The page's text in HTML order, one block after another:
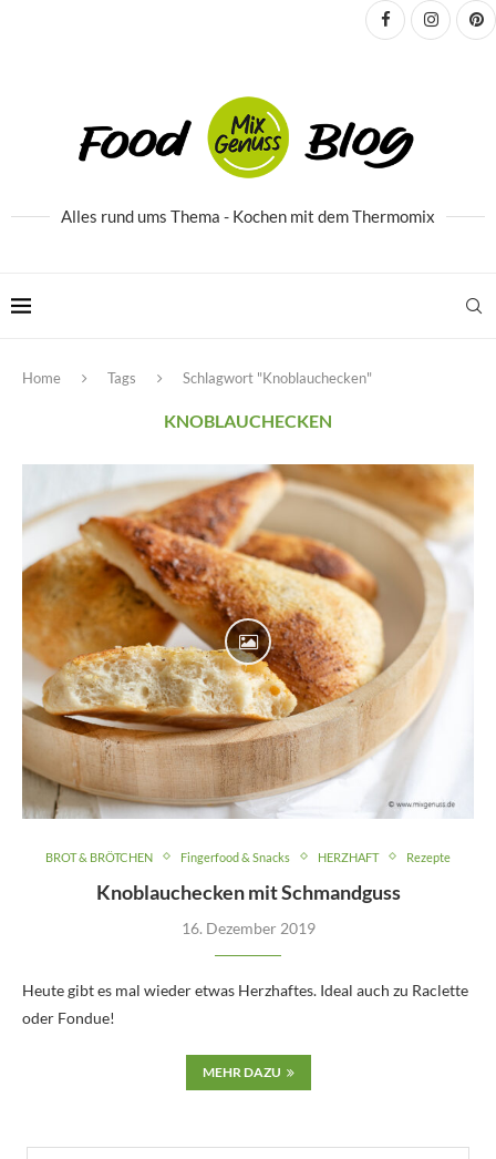
Alles rund ums Thema - Kochen mit dem Thermomix
Home Tags Schlagwort "Knoblauchecken"
KNOBLAUCHECKEN
BROT & BRÖTCHEN Fingerfood & Snacks HERZHAFT Rezepte
Knoblauchecken mit Schmandguss
16. Dezember 2019
Heute gibt es mal wieder etwas Herzhaftes. Ideal auch zu Raclette
oder Fondue!
MEHR DAZU